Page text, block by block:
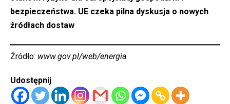
bezpieczeństwa. UE czeka pilna dyskusja o nowych
źródłach dostaw
Źródło: www.gov.pl/web/energia
Udostępnij